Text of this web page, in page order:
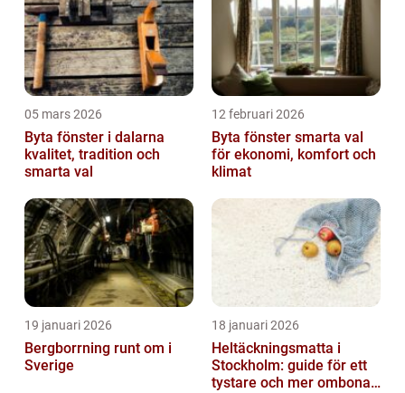
05 mars 2026
Byta fönster i dalarna
kvalitet, tradition och
smarta val
12 februari 2026
Byta fönster smarta val
för ekonomi, komfort och
klimat
19 januari 2026
Bergborrning runt om i
Sverige
18 januari 2026
Heltäckningsmatta i
Stockholm: guide för ett
tystare och mer ombonat